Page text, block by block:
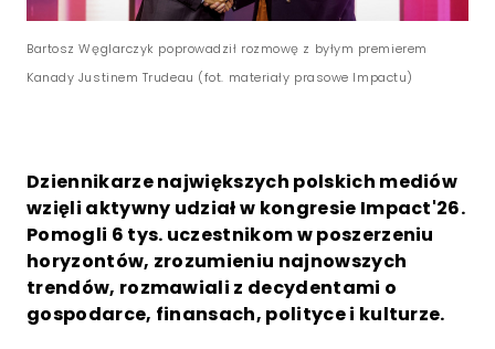
Bartosz Węglarczyk poprowadził rozmowę z byłym premierem
Kanady Justinem Trudeau (fot. materiały prasowe Impactu)
Dziennikarze największych polskich mediów
wzięli aktywny udział w kongresie Impact'26.
Pomogli 6 tys. uczestnikom w poszerzeniu
horyzontów, zrozumieniu najnowszych
trendów, rozmawiali z decydentami o
gospodarce, finansach, polityce i kulturze.